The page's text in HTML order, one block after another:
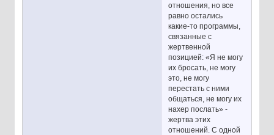
отношения, но все
равно остались
какие-то программы,
связанные с
жертвенной
позицией: «Я не могу
их бросать, не могу
это, не могу
перестать с ними
общаться, не могу их
нахер послать» -
жертва этих
отношений. С одной